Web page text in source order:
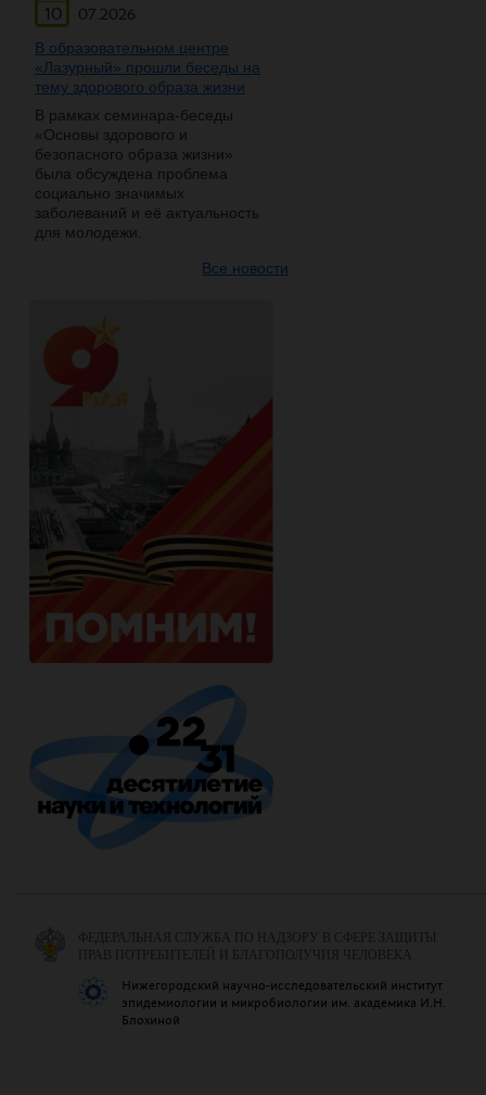
10
07.2026
В образовательном центре
«Лазурный» прошли беседы на
тему здорового образа жизни
В рамках семинара-беседы
«Основы здорового и
безопасного образа жизни»
была обсуждена проблема
социально значимых
заболеваний и её актуальность
для молодежи.
Все новости
ФЕДЕРАЛЬНАЯ СЛУЖБА ПО НАДЗОРУ В СФЕРЕ ЗАЩИТЫ
ПРАВ ПОТРЕБИТЕЛЕЙ И БЛАГОПОЛУЧИЯ ЧЕЛОВЕКА
Нижегородский научно-исследовательский институт
эпидемиологии и микробиологии им. академика И.Н.
Блохиной